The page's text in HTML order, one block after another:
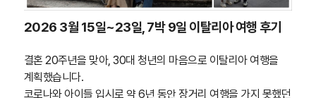
2026 3월 15일~23일, 7박 9일 이탈리아 여행 후기
결혼 20주년을 맞아, 30대 청년의 마음으로 이탈리아 여행을
계획했습니다.
코로나와 아이들 입시로 약 6년 동안 장거리 여행을 가지 못했던